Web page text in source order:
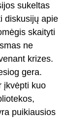
sukeltas
diskusijų apie
skaityti
ne
krizes.
gera.
įkvėpti kuo
puikiausios